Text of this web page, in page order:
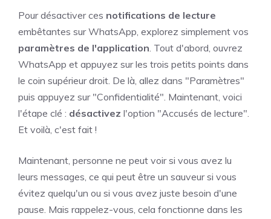
Pour désactiver ces notifications de lecture
embêtantes sur WhatsApp, explorez simplement vos
paramètres de l'application. Tout d'abord, ouvrez
WhatsApp et appuyez sur les trois petits points dans
le coin supérieur droit. De là, allez dans "Paramètres"
puis appuyez sur "Confidentialité". Maintenant, voici
l'étape clé : désactivez l'option "Accusés de lecture".
Et voilà, c'est fait !
Maintenant, personne ne peut voir si vous avez lu
leurs messages, ce qui peut être un sauveur si vous
évitez quelqu'un ou si vous avez juste besoin d'une
pause. Mais rappelez-vous, cela fonctionne dans les